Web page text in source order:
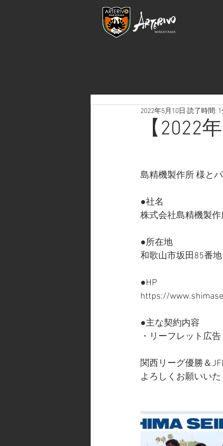
【2022
2022年5月10日 読了時間:
島精機製作所 様と
●社名
株式会社島精機製作
●所在地
和歌山市坂田85番地
●HP
https://
●主な契約内容
・リーフレット広告
関西リーグ優勝＆
よろしくお願いい